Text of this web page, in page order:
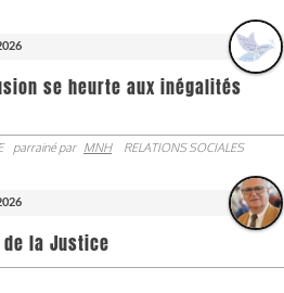
se heurte aux inégalités
parrainé par MNH RELATIONS SOCIALES
la Justice